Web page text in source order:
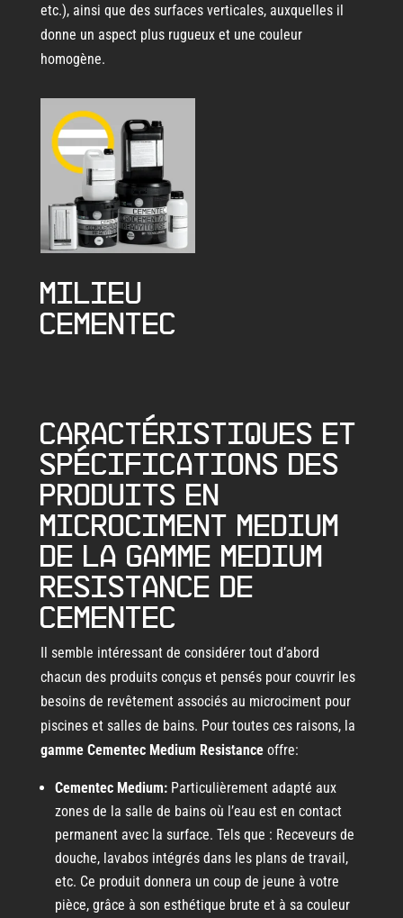
etc.), ainsi que des surfaces verticales, auxquelles il
donne un aspect plus rugueux et une couleur
homogène.
MILIEU
CEMENTEC
Caractéristiques et
spécifications des
produits en
microciment Medium
de la gamme Medium
Resistance de
Cementec
Il semble intéressant de considérer tout d’abord
chacun des produits conçus et pensés pour couvrir les
besoins de revêtement associés au microciment pour
piscines et salles de bains. Pour toutes ces raisons, la
gamme Cementec Medium Resistanceoffre:
Cementec Medium: Particulièrement adapté aux
zones de la salle de bains où l’eau est en contact
permanent avec la surface. Tels que : Receveurs de
douche, lavabos intégrés dans les plans de travail,
etc. Ce produit donnera un coup de jeune à votre
pièce, grâce à son esthétique brute et à sa couleur